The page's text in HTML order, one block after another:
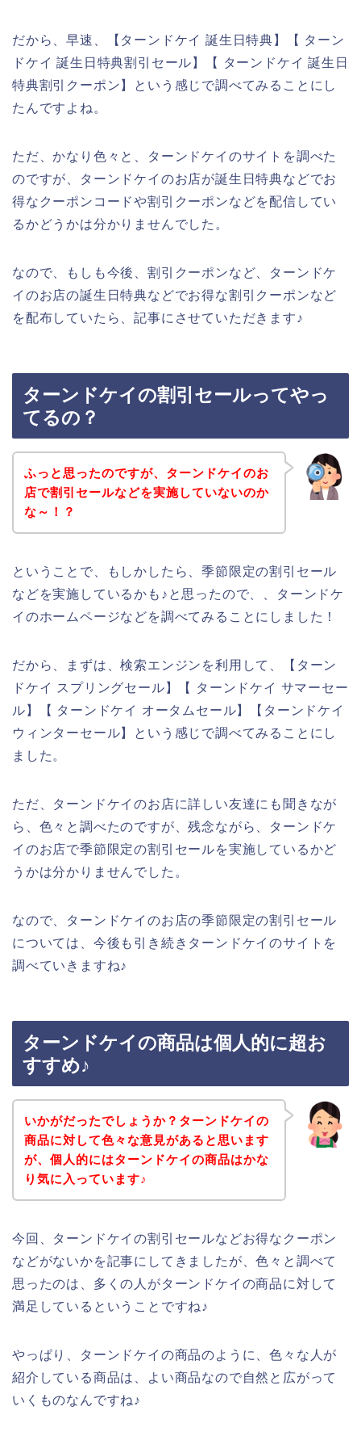
だから、早速、【ターンドケイ 誕生日特典】【 ターン
ドケイ 誕生日特典割引セール】【 ターンドケイ 誕生日
特典割引クーポン】という感じで調べてみることにし
たんですよね。
ただ、かなり色々と、ターンドケイのサイトを調べた
のですが、ターンドケイのお店が誕生日特典などでお
得なクーポンコードや割引クーポンなどを配信してい
るかどうかは分かりませんでした。
なので、もしも今後、割引クーポンなど、ターンドケ
イのお店の誕生日特典などでお得な割引クーポンなど
を配布していたら、記事にさせていただきます♪
ターンドケイの割引セールってやっ
てるの？
ふっと思ったのですが、ターンドケイのお
店で割引セールなどを実施していないのか
な～！？
ということで、もしかしたら、季節限定の割引セール
などを実施しているかも♪と思ったので、、ターンドケ
イのホームページなどを調べてみることにしました！
だから、まずは、検索エンジンを利用して、【ターン
ドケイ スプリングセール】【 ターンドケイ サマーセー
ル】【 ターンドケイ オータムセール】【ターンドケイ
ウィンターセール】という感じで調べてみることにし
ました。
ただ、ターンドケイのお店に詳しい友達にも聞きなが
ら、色々と調べたのですが、残念ながら、ターンドケ
イのお店で季節限定の割引セールを実施しているかど
うかは分かりませんでした。
なので、ターンドケイのお店の季節限定の割引セール
については、今後も引き続きターンドケイのサイトを
調べていきますね♪
ターンドケイの商品は個人的に超お
すすめ♪
いかがだったでしょうか？ターンドケイの
商品に対して色々な意見があると思います
が、個人的にはターンドケイの商品はかな
り気に入っています♪
今回、ターンドケイの割引セールなどお得なクーポン
などがないかを記事にしてきましたが、色々と調べて
思ったのは、多くの人がターンドケイの商品に対して
満足しているということですね♪
やっぱり、ターンドケイの商品のように、色々な人が
紹介している商品は、よい商品なので自然と広がって
いくものなんですね♪